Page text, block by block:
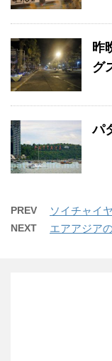
昨
グ
パ
PREV ソイチャイ
NEXT エアアジア